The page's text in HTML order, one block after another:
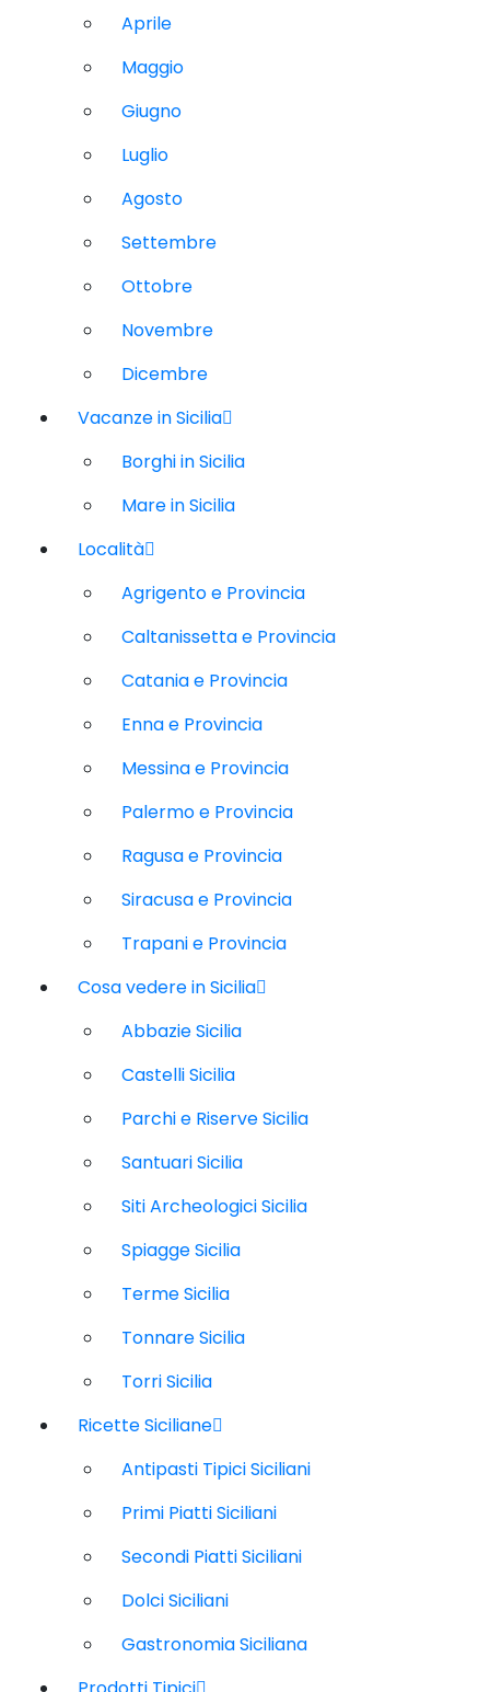
Aprile
Maggio
Giugno
Luglio
Agosto
Settembre
Ottobre
Novembre
Dicembre
Vacanze in Sicilia
Borghi in Sicilia
Mare in Sicilia
Località
Agrigento e Provincia
Caltanissetta e Provincia
Catania e Provincia
Enna e Provincia
Messina e Provincia
Palermo e Provincia
Ragusa e Provincia
Siracusa e Provincia
Trapani e Provincia
Cosa vedere in Sicilia
Abbazie Sicilia
Castelli Sicilia
Parchi e Riserve Sicilia
Santuari Sicilia
Siti Archeologici Sicilia
Spiagge Sicilia
Terme Sicilia
Tonnare Sicilia
Torri Sicilia
Ricette Siciliane
Antipasti Tipici Siciliani
Primi Piatti Siciliani
Secondi Piatti Siciliani
Dolci Siciliani
Gastronomia Siciliana